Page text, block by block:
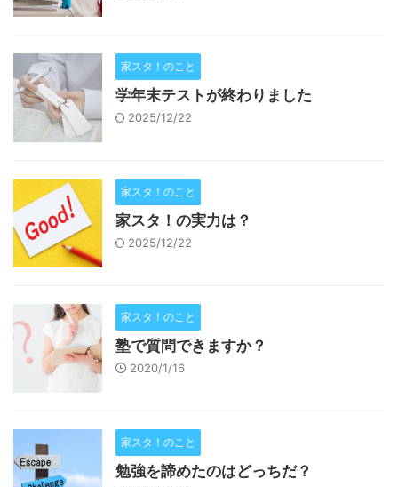
家スタ！のこと
学年末テストが終わりました
2025/12/22
家スタ！のこと
家スタ！の実力は？
2025/12/22
家スタ！のこと
塾で質問できますか？
2020/1/16
家スタ！のこと
勉強を諦めたのはどっちだ？